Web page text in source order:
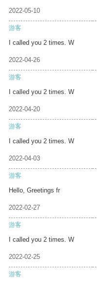
2022-05-10
游客
I called you 2 times. W
2022-04-26
游客
I called you 2 times. W
2022-04-20
游客
I called you 2 times. W
2022-04-03
游客
Hello, Greetings fr
2022-02-27
游客
I called you 2 times. W
2022-02-25
游客